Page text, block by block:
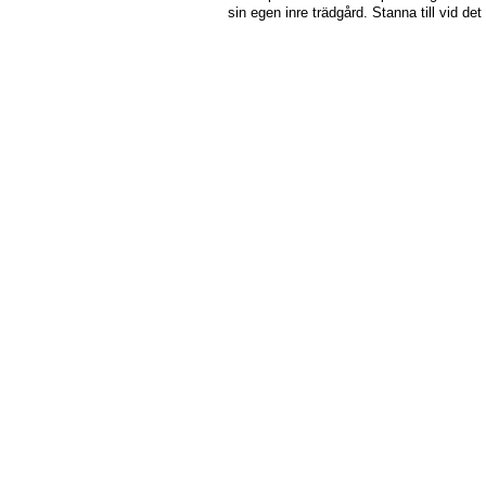
sin egen inre trädgård. Stanna till vid det